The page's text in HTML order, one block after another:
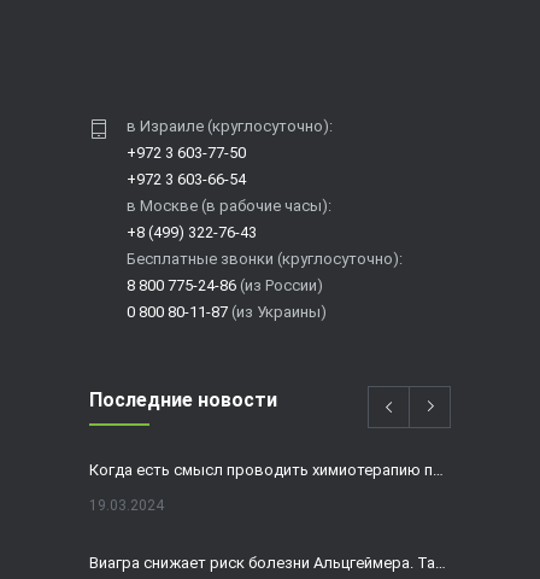
в Израиле (круглосуточно):
+972 3 603-77-50
+972 3 603-66-54
в Москве (в рабочие часы):
+8 (499) 322-76-43
Бесплатные звонки (круглосуточно):
8 800 775-24-86 (из России)
0 800 80-11-87 (из Украины)
Последние новости
19.03.2024